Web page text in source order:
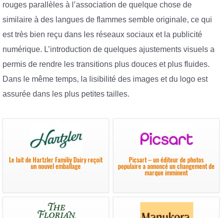
rouges parallèles à l’association de quelque chose de
similaire à des langues de flammes semble originale, ce qui
est très bien reçu dans les réseaux sociaux et la publicité
numérique. L’introduction de quelques ajustements visuels a
permis de rendre les transitions plus douces et plus fluides.
Dans le même temps, la lisibilité des images et du logo est
assurée dans les plus petites tailles.
Le lait de Hartzler Familiy Dairy reçoit
un nouvel emballage
Picsart – un éditeur de photos
populaire a annoncé un changement de
marque imminent